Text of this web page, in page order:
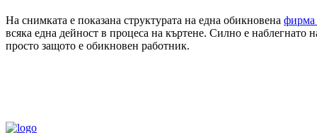
На снимката е показана структурата на една обикновена фирма
всяка една дейност в процеса на къртене. Силно е
просто защото е обикновен работник.